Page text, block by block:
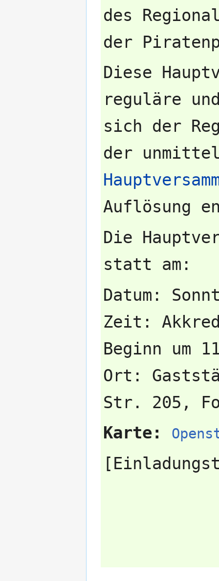
des
Diese
reguläre
sich der
der
Die
Datum:
Zeit:
Beginn um
Ort:
Karte: